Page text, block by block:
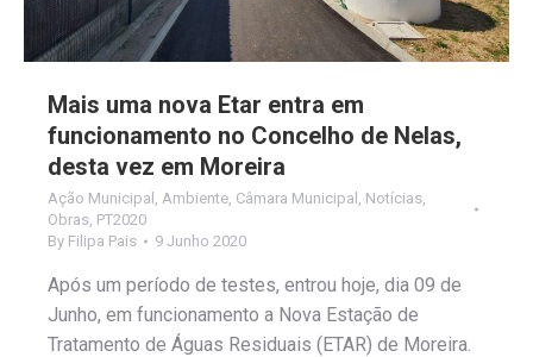
Mais uma nova Etar entra em
funcionamento no Concelho de Nelas,
desta vez em Moreira
Ação Municipal Ambiente Câmara Municipal Notícias
Obras PT2020
By Filipa Pais 9 Junho 2020
Após um período de testes, entrou hoje, dia 09 de
Junho, em funcionamento a Nova Estação de
Tratamento de Águas Residuais (ETAR) de Moreira.